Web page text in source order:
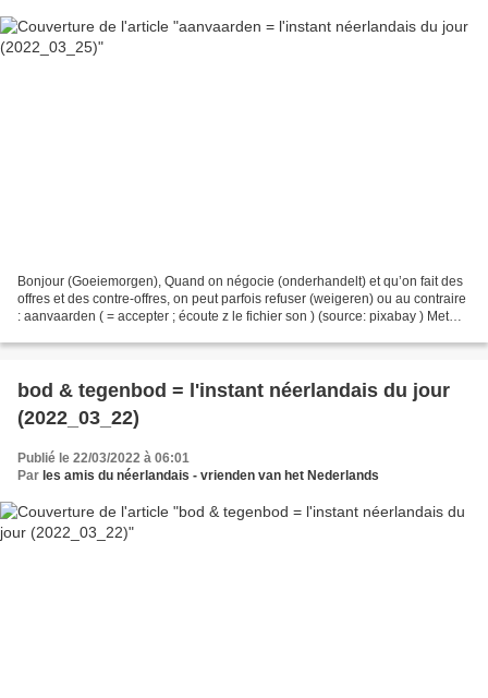
Bonjour (Goeiemorgen), Quand on négocie (onderhandelt) et qu’on fait des
offres et des contre-offres, on peut parfois refuser (weigeren) ou au contraire
: aanvaarden ( = accepter ; écoute z le fichier son ) (source: pixabay ) Met
bod & tegenbod = l'instant néerlandais du jour
(2022_03_22)
Publié le 22/03/2022 à 06:01
Par les amis du néerlandais - vrienden van het Nederlands